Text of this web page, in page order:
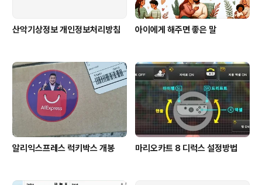
산악기상정보 개인정보처리방침 아이에게 해주면 좋은 말
알리익스프레스 럭키박스 개봉 마리오카트 8 디럭스 설정방법